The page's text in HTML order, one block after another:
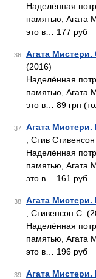
Наделённая
памятью, Агата
это в… 177 руб
36 Агата Мистери.
(2016)
Наделённая
памятью, Агата
это в… 89 грн
37
Агата Мистери.
, Стив
Наделённая
памятью, Агата
это в… 161 руб
38
Агата Мистери.
, Стивенсон С.
Наделённая
памятью, Агата
это в… 196 руб
39 Агата Мистери.